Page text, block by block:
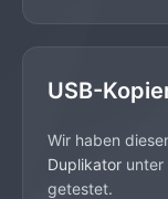
USB-
Wir haben
Duplikator unter
getestet.